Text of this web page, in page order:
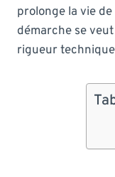
prolonge la vie
démarche se
rigueur